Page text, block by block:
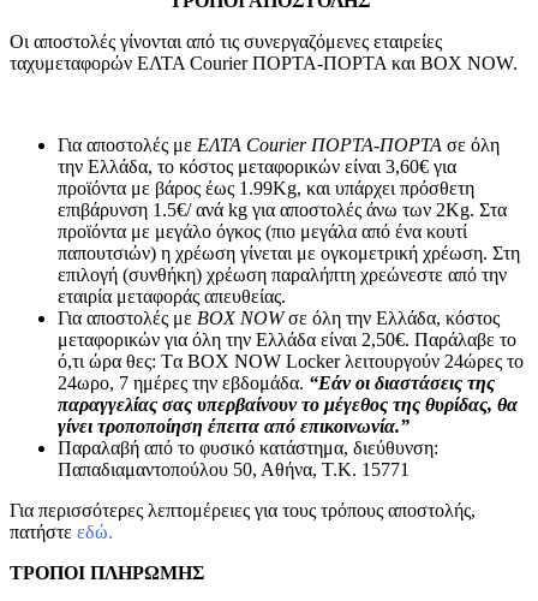
Οι αποστολές γίνονται από τις συνεργαζόμενες εταιρείες
ταχυμεταφορών ΕΛΤΑ Courier ΠΟΡΤΑ-ΠΟΡΤΑ και BOX NOW.
Για αποστολές με ΕΛΤΑ Courier ΠΟΡΤΑ-ΠΟΡΤΑ σε όλη
την Ελλάδα, το κόστος μεταφορικών είναι 3,60€ για
προϊόντα με βάρος έως 1.99Kg, και υπάρχει πρόσθετη
επιβάρυνση 1.5€/ ανά kg για αποστολές άνω των 2Κg. Στα
προϊόντα με μεγάλο όγκος (πιο μεγάλα από ένα κουτί
παπουτσιών) η χρέωση γίνεται με ογκομετρική χρέωση. Στη
επιλογή (συνθήκη) χρέωση παραλήπτη χρεώνεστε από την
εταιρία μεταφοράς απευθείας.
Για αποστολές με BOX NOWσε όλη την Ελλάδα, κόστος
μεταφορικών για όλη την Ελλάδα είναι 2,50€. Παράλαβε το
ό,τι ώρα θες: Tα ΒΟΧ ΝΟW Locker λειτουργούν 24ώρες το
24ωρο, 7 ημέρες την εβδομάδα. “Εάν οι διαστάσεις της
παραγγελίας σας υπερβαίνουν το μέγεθος της θυρίδας, θα
γίνει τροποποίηση έπειτα από επικοινωνία.”
Παραλαβή από το φυσικό κατάστημα, διεύθυνση:
Παπαδιαμαντοπούλου 50, Αθήνα, Τ.Κ. 15771
Για περισσότερες λεπτομέρειες για τους τρόπους αποστολής,
πατήστε εδώ.
ΤΡΟΠΟΙ ΠΛΗΡΩΜΗΣ